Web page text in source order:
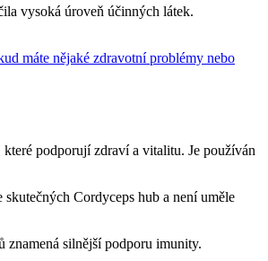
vysoká úroveň účinných látek.
máte nějaké zdravotní problémy nebo
podporují zdraví a vitalitu. Je používán
skutečných Cordyceps hub a není uměle
znamená silnější podporu imunity.